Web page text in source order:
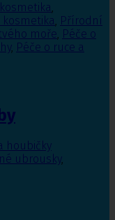
,
kosmetika, Přírodní
moře, Péče o
, Péče o ruce a
houbičky
ubrousky,